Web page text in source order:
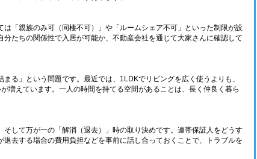
「親族のみ可（同棲不可）」や「ルームシェア不可」といった制限が設
たちの関係性で入居が可能か、不動産会社を通じて大家さんに確認して
る」という問題です。最近では、1LDKでリビングを広く使うよりも、
増えています。一人の時間を持てる空間があることは、長く仲良く暮ら
して万が一の「解消（退去）」時の取り決めです。連帯保証人をどうす
去する場合の費用負担などを事前に話し合っておくことで、トラブルを